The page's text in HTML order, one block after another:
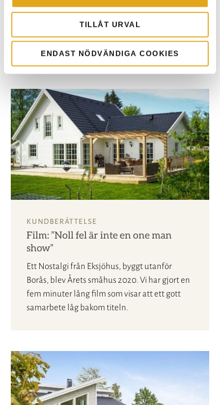
TILLÅT URVAL
ENDAST NÖDVÄNDIGA COOKIES
kring att bygga nytt.
KUNDBERÄTTELSE
Film: ”Noll fel är inte en one man
show”
Ett Nostalgi från Eksjöhus, byggt utanför
Borås, blev Årets småhus 2020. Vi har gjort en
fem minuter lång film som visar att ett gott
samarbete låg bakom titeln.